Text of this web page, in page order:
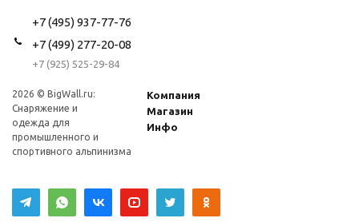
+7 (495) 937-77-76
+7 (499) 277-20-08
+7 (925) 525-29-84
2026 © BigWall.ru:
Снаряжение и
одежда для
промышленного и
спортивного альпинизма
Компания
Магазин
Инфо